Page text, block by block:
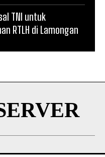
TNI untuk
RTLH di Lamongan